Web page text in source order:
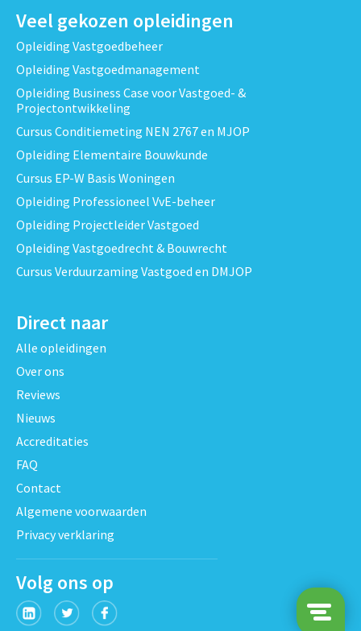
Veel gekozen opleidingen
Opleiding Vastgoedbeheer
Opleiding Vastgoedmanagement
Opleiding Business Case voor Vastgoed- &
Projectontwikkeling
Cursus Conditiemeting NEN 2767 en MJOP
Opleiding Elementaire Bouwkunde
Cursus EP-W Basis Woningen
Opleiding Professioneel VvE-beheer
Opleiding Projectleider Vastgoed
Opleiding Vastgoedrecht & Bouwrecht
Cursus Verduurzaming Vastgoed en DMJOP
Direct naar
Alle opleidingen
Over ons
Reviews
Nieuws
Accreditaties
FAQ
Contact
Algemene voorwaarden
Privacy verklaring
Volg ons op